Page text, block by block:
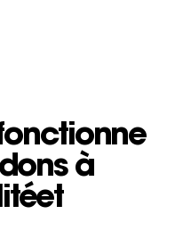
à
et